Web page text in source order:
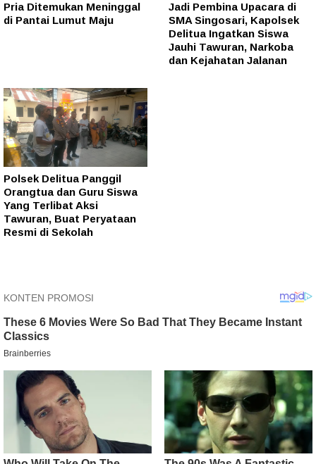
Pria Ditemukan Meninggal
di Pantai Lumut Maju
Jadi Pembina Upacara di
SMA Singosari, Kapolsek
Delitua Ingatkan Siswa
Jauhi Tawuran, Narkoba
dan Kejahatan Jalanan
Polsek Delitua Panggil
Orangtua dan Guru Siswa
Yang Terlibat Aksi
Tawuran, Buat Peryataan
Resmi di Sekolah